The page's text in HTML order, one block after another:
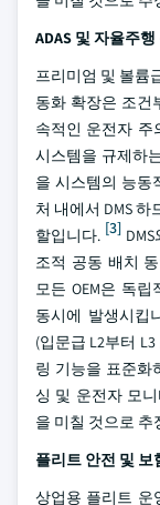
ADAS 및 자율주
프리미엄 및 볼륨
동화 확장은 조건
속적인 운전자 주
시스템을 규제하
을 시스템의 능동
처 내에서 DMS
할입니다. [3]
조적 공동 배치
모든 OEM은 독
동시에 발생시킵
(입문급 L2부터
링 기능을 표준화
싱 및 운전자 모
을 미칠 것으로 추
플리트 안전 및 보
상업용 플리트 운